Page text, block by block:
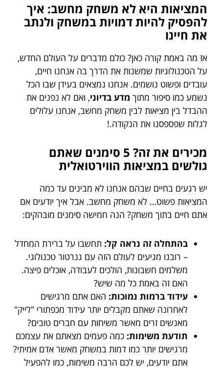
המציאות היא לא משחק מחשב: איך
להפסיק להיות דמויות במשחק ולנתב
את חיינו
אז מה באמת קורה כאן? כולם מדברים על העולם החדש,
על הטכנולוגיות שמשנות את הדרך בה אנחנו חיים,
עובדים ופשוט נושמים. אנחנו נמצאים בעידן שבו הכל
נשמע כמו סיפור מתוך מדע בדיוני, ואם לא נפנים את
ההבדל בין מציאות לבין משחק מחשב, אנחנו עלולים
לגלות שפספסנו את הנקודה.!
מכירים את זה? 5 סימנים שאתם
גולשים במציאות הווירטואלית
יש רגעים בחיים שבהם אנחנו לא מבינים עד כמה
המציאות פשוט… לא משחק מחשב. אבל איך יודעים אם
אתם חיים בתוך משחק? הנה חמישה סימנים מובהקים:
בהתחלה זה נראה קל: תחשבו על ברירת המחדל
– רובנו מגיעים לעולם הזה עם גנרטור טכנולוגי.
משלמים חשבונות, הולכים לעבודה, אוכלים פיצה.
האם זה באמת כל מה שיש?
עידוד ברמות נמוכות: האם אתם מרגישים
לאחרונה שאתם מקבלים יותר עידוד מכפתורי "לייק"
מאנשים זרים מאשר משיחות עם חברים טובים?
תודעת משימות: כמה פעמים מצאתם את עצמכם
מרגישים יותר כמו דמות במשחק מאשר אדם אמיתי?
אתם יודעים, יש לכם הרבה משימות, כמו להפעיל